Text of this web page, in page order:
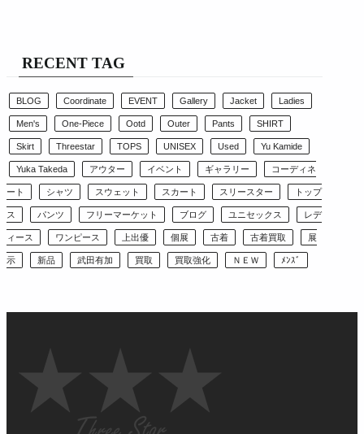
RECENT TAG
BLOG Coordinate EVENT Gallery Jacket Ladies
Men's One-Piece Ootd Outer Pants SHIRT
Skirt Threestar TOPS UNISEX Used Yu Kamide
Yuka Takeda アウター イベント ギャラリー コーディネ
ート シャツ スウェット スカート スリースター トップ
ス パンツ フリーマーケット ブログ ユニセックス レデ
ィース ワンピース 上出優 個展 古着 古着買取 展
示 新品 武田有加 買取 買取強化 ＮＥＷ ﾒﾝｽﾞ